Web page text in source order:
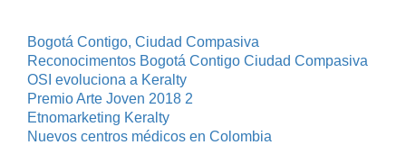
Bogotá Contigo, Ciudad Compasiva
Reconocimentos Bogotá Contigo Ciudad Compasiva
OSI evoluciona a Keralty
Premio Arte Joven 2018 2
Etnomarketing Keralty
Nuevos centros médicos en Colombia